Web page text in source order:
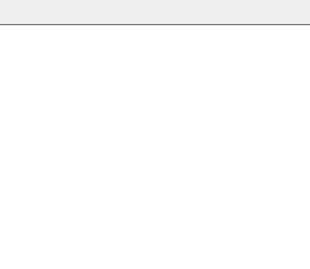
Меню